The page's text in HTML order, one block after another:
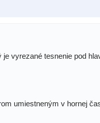
vyrezané tesnenie pod
umiestneným v hornej